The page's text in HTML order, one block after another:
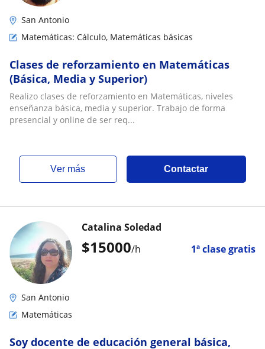
San Antonio
Matemáticas: Cálculo, Matemáticas básicas
Clases de reforzamiento en Matemáticas
(Básica, Media y Superior)
Realizo clases de reforzamiento en Matemáticas, niveles
enseñanza básica, media y superior. Trabajo de forma
presencial y online de ser req...
ver más Contactar
$15000/h 1ª clase gratis
Catalina Soledad
San Antonio
Matemáticas
Soy docente de educación general básica,